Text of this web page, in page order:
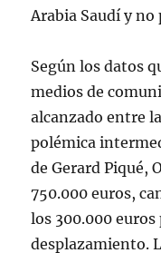
Arabia Saudí y no
Según los datos
medios de
alcanzado entre
polémica
de Gerard Piqué,
750.000 euros,
los 300.000 euros
desplazamiento.